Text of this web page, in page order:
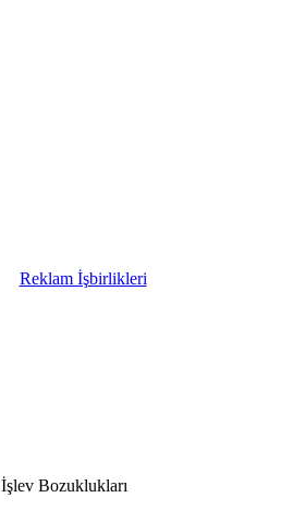
Reklam İşbirlikleri
Bozuklukları